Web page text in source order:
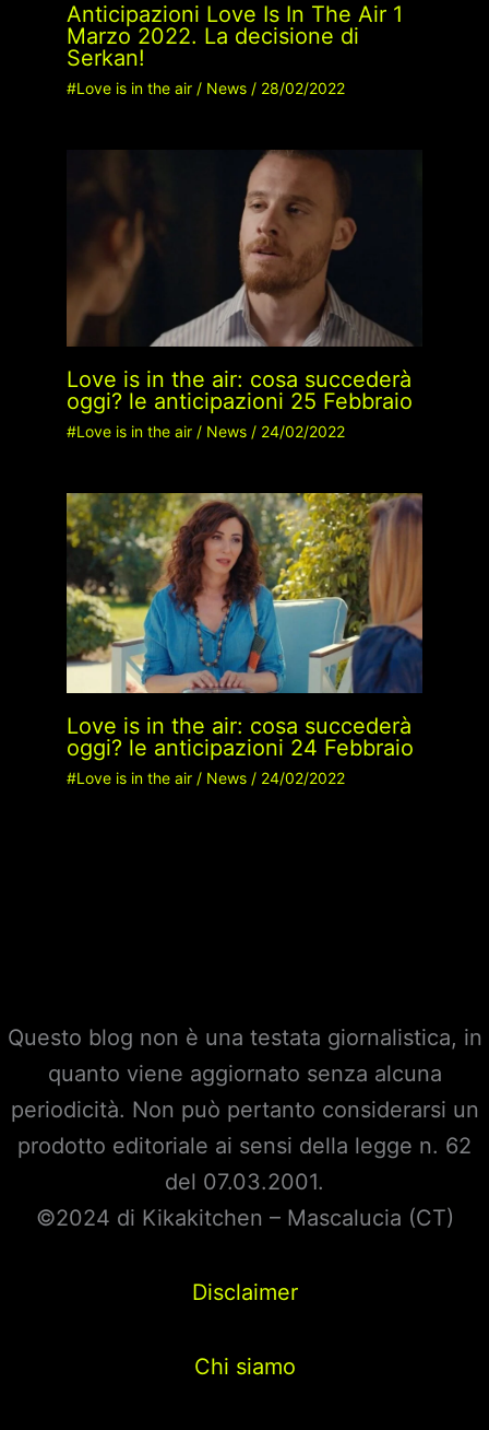
Anticipazioni Love Is In The Air 1
Marzo 2022. La decisione di
Serkan!
#Love is in the air/ News/ 28/02/2022
Love is in the air: cosa succederà
oggi? le anticipazioni 25 Febbraio
#Love is in the air/ News/ 24/02/2022
Love is in the air: cosa succederà
oggi? le anticipazioni 24 Febbraio
#Love is in the air/ News/ 24/02/2022
Questo blog non è una testata giornalistica, in
quanto viene aggiornato senza alcuna
periodicità. Non può pertanto considerarsi un
prodotto editoriale ai sensi della legge n. 62
del 07.03.2001.
©2024 di Kikakitchen – Mascalucia (CT)
Disclaimer
Chi siamo